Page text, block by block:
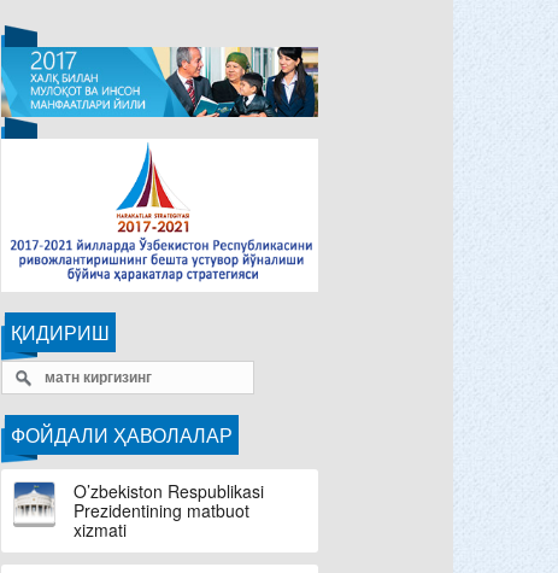
ҚИДИРИШ
ФОЙДАЛИ ҲАВОЛАЛАР
O’zbekiston Respublikasi
Prezidentining matbuot
xizmati